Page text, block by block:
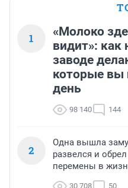
1
«Молоко
видит»:
заводе
которые вы
день
98 140 144
2
Одна вышла
развелся и
перемены в
30 708 50